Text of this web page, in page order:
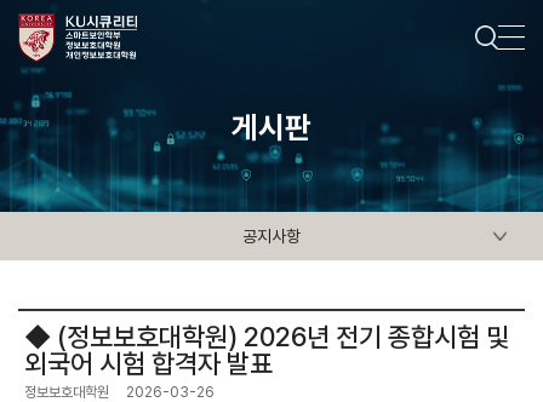
게시판
공지사항
◆ (정보보호대학원) 2026년 전기 종합시험 및
외국어 시험 합격자 발표
정보보호대학원 2026-03-26